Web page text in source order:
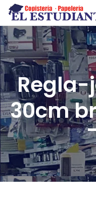
El Estudiante
Copistería
Papelería
Servicios
Regla-
30cm